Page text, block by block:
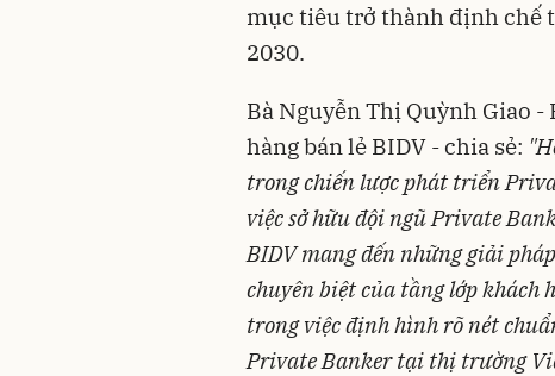
mục tiêu trở thành định chế
2030.
Bà Nguyễn Thị Quỳnh Giao
hàng bán lẻ BIDV - chia sẻ:
trong chiến lược phát triển
việc sở hữu đội ngũ Private
BIDV mang đến những giải
chuyên biệt của tầng lớp khách
trong việc định hình rõ nét
Private Banker tại thị trường